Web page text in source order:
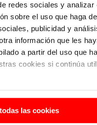
redes sociales y analizar
sobre el uso que haga
publicidad y
información que les
a partir del uso que
cookies si continúa
las cookies